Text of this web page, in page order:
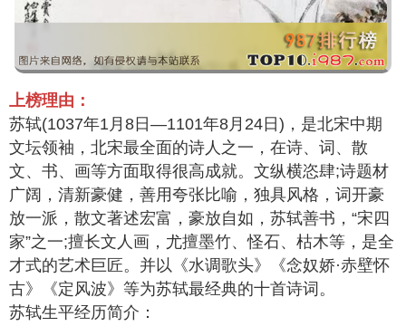
上榜理由：
苏轼(1037年1月8日—1101年8月24日)，是北宋中期
文坛领袖，北宋最全面的诗人之一，在诗、词、散
文、书、画等方面取得很高成就。文纵横恣肆;诗题材
广阔，清新豪健，善用夸张比喻，独具风格，词开豪
放一派，散文著述宏富，豪放自如，苏轼善书，“宋四
家”之一;擅长文人画，尤擅墨竹、怪石、枯木等，是全
才式的艺术巨匠。并以《水调歌头》《念奴娇·赤壁怀
古》《定风波》等为苏轼最经典的十首诗词。
苏轼生平经历简介：